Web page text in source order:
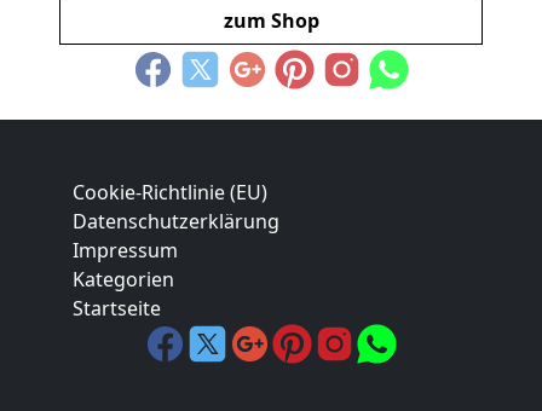
zum Shop
Cookie-Richtlinie (EU)
Datenschutzerklärung
Impressum
Kategorien
Startseite